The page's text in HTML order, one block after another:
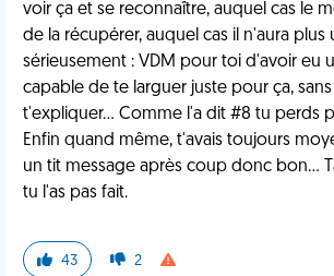
voir ça et se reconnaître, auquel cas le
de la récupérer, auquel cas il n'aura plus
sérieusement : VDM pour toi d'avoir eu
capable de te larguer juste pour ça,
t'expliquer... Comme l'a dit #8 tu perds
Enfin quand même, t'avais toujours
un tit message après coup donc bon...
tu l'as pas fait.
43 2